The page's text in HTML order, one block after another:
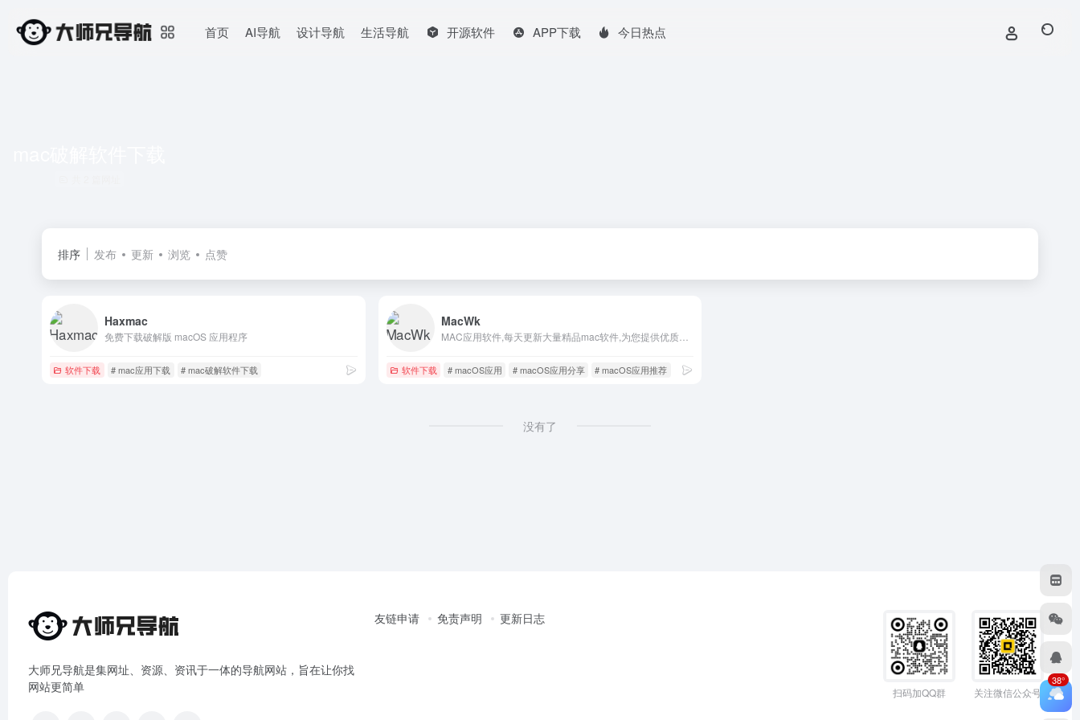
首页 AI导航 设计导航 生活导航 开源软件 APP下载 今日热点
排序 发布 更新 浏览 点赞
Haxmac
免费下载破解版 macOS 应用程序
软件下载 # mac应用下载 # mac破解软件下载
MacWk
MAC应用软件,每天更新大量精品mac软件,为您提供优质的mac软件,mac破解版软件下载
软件下载 # macOS应用 # macOS应用分享 # macOS应用推荐
没有了
大师兄导航是集网址、资源、资讯于一体的导航网站，旨在让你找
网站更简单
友链申请 免责声明 更新日志
扫码加QQ群 关注微信公众号
38°